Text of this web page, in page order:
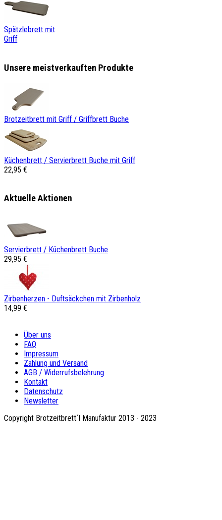
Spätzlebrett mit
Griff
Unsere meistverkauften Produkte
Brotzeitbrett mit Griff / Griffbrett Buche
Küchenbrett / Servierbrett Buche mit Griff
22,95 €
Aktuelle Aktionen
Servierbrett / Küchenbrett Buche
29,95 €
Zirbenherzen - Duftsäckchen mit Zirbenholz
14,99 €
Über uns
FAQ
Impressum
Zahlung und Versand
AGB / Widerrufsbelehrung
Kontakt
Datenschutz
Newsletter
Copyright Brotzeitbrett´l Manufaktur 2013 - 2023